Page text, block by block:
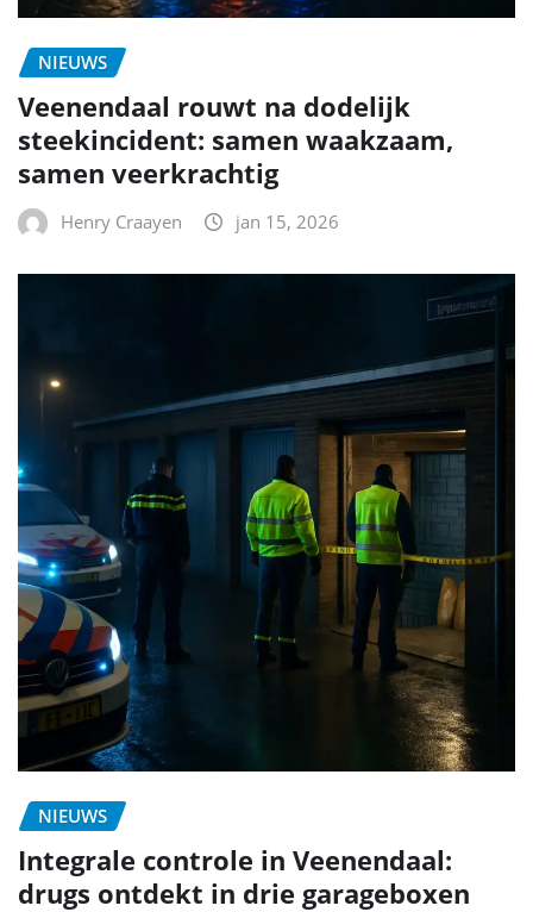
NIEUWS
Veenendaal rouwt na dodelijk
steekincident: samen waakzaam,
samen veerkrachtig
Henry Craayen jan 15, 2026
NIEUWS
Integrale controle in Veenendaal:
drugs ontdekt in drie garageboxen